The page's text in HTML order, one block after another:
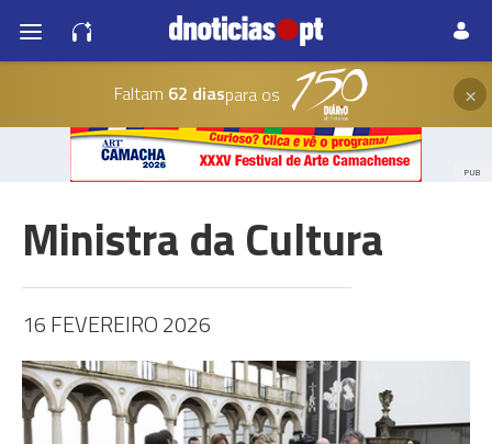
Faltam 62 diaspara os ×
PUB
Ministra da Cultura
16 FEVEREIRO 2026